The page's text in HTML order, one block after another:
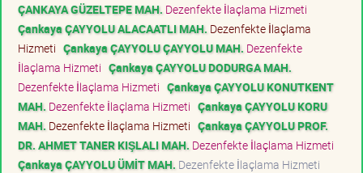
ÇANKAYA GÜZELTEPE MAH. Dezenfekte İlaçlama Hizmeti
Çankaya ÇAYYOLU ALACAATLI MAH. Dezenfekte İlaçlama
Hizmeti Çankaya ÇAYYOLU ÇAYYOLU MAH. Dezenfekte
İlaçlama Hizmeti Çankaya ÇAYYOLU DODURGA MAH.
Dezenfekte İlaçlama Hizmeti Çankaya ÇAYYOLU KONUTKENT
MAH. Dezenfekte İlaçlama Hizmeti Çankaya ÇAYYOLU KORU
MAH. Dezenfekte İlaçlama Hizmeti Çankaya ÇAYYOLU PROF.
DR. AHMET TANER KIŞLALI MAH. Dezenfekte İlaçlama Hizmeti
Çankaya ÇAYYOLU ÜMİT MAH. Dezenfekte İlaçlama Hizmeti